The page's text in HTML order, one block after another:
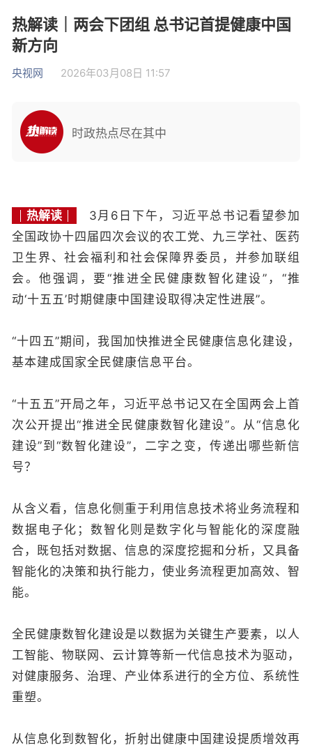
热解读｜两会下团组 总书记首提健康中国
新方向
央视网 2026年03月08日 11:57
时政热点尽在其中
热解读
3月6日下午，习近平总书记看望参加
全国政协十四届四次会议的农工党、九三学社、医药
卫生界、社会福利和社会保障界委员，并参加联组
会。他强调，要“推进全民健康数智化建设”，“推
动‘十五五’时期健康中国建设取得决定性进展”。
“十四五”期间，我国加快推进全民健康信息化建设，
基本建成国家全民健康信息平台。
“十五五”开局之年，习近平总书记又在全国两会上首
次公开提出“推进全民健康数智化建设”。从“信息化
建设”到“数智化建设”，二字之变，传递出哪些新信
号？
从含义看，信息化侧重于利用信息技术将业务流程和
数据电子化；数智化则是数字化与智能化的深度融
合，既包括对数据、信息的深度挖掘和分析，又具备
智能化的决策和执行能力，使业务流程更加高效、智
能。
全民健康数智化建设是以数据为关键生产要素，以人
工智能、物联网、云计算等新一代信息技术为驱动，
对健康服务、治理、产业体系进行的全方位、系统性
重塑。
从信息化到数智化，折射出健康中国建设提质增效再